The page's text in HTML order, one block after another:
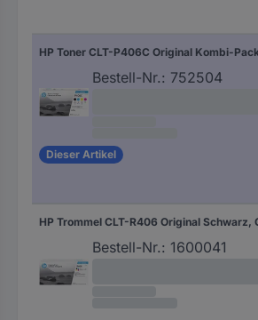
Bestell-Nr.: 752504
Dieser Artikel
Bestell-Nr.: 1600041